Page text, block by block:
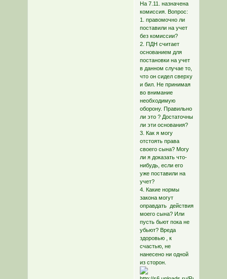
На 7.11. назначена
комиссия. Вопрос:
1. правомочно ли
поставили на учет
без комиссии?
2. ПДН считает
основанием для
постановки на учет
в данном случае то,
что он сидел сверху
и бил. Не принимая
во внимание
необходимую
оборону. Правильно
ли это ? Достаточны
ли эти основания?
3. Как я могу
отстоять права
своего сына? Могу
ли я доказать что-
нибудь, если его
уже поставили на
учет?
4. Какие нормы
закона могут
оправдать действия
моего сына? Или
пусть бьют пока не
убьют? Вреда
здоровью , к
счастью, не
нанесено ни одной
из сторон.